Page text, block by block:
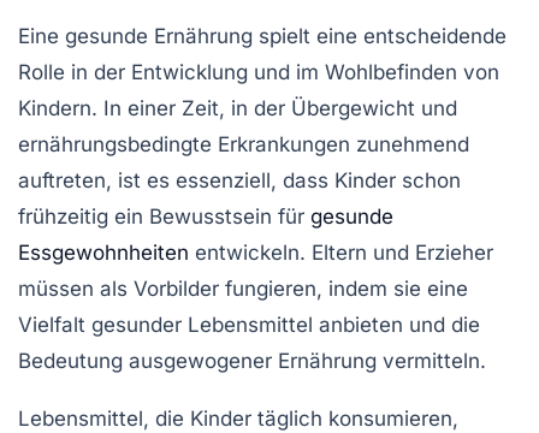
Eine gesunde Ernährung spielt eine entscheidende
Rolle in der Entwicklung und im Wohlbefinden von
Kindern. In einer Zeit, in der Übergewicht und
ernährungsbedingte Erkrankungen zunehmend
auftreten, ist es essenziell, dass Kinder schon
frühzeitig ein Bewusstsein für gesunde
Essgewohnheiten entwickeln. Eltern und Erzieher
müssen als Vorbilder fungieren, indem sie eine
Vielfalt gesunder Lebensmittel anbieten und die
Bedeutung ausgewogener Ernährung vermitteln.
Lebensmittel, die Kinder täglich konsumieren,